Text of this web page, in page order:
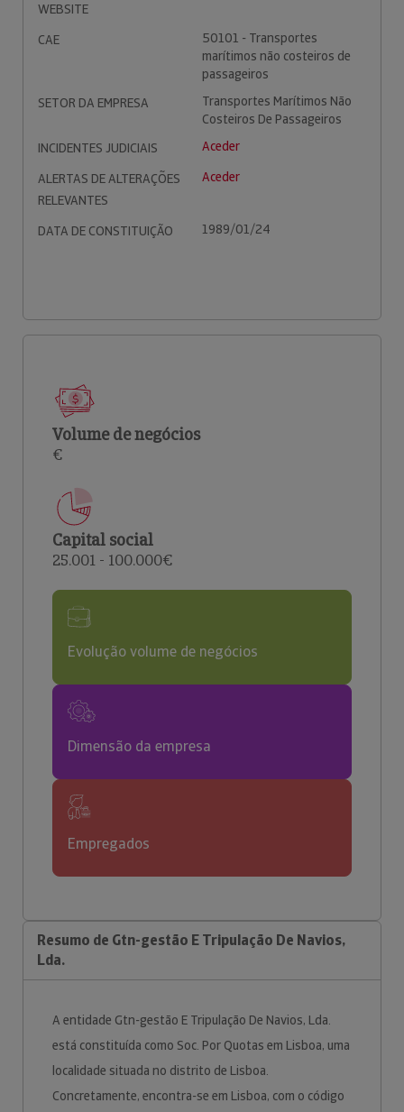
WEBSITE
CAE
50101 - Transportes
marítimos não costeiros de
passageiros
SETOR DA EMPRESA
Transportes Marítimos Não
Costeiros De Passageiros
INCIDENTES JUDICIAIS
Aceder
ALERTAS DE ALTERAÇÕES
RELEVANTES
Aceder
DATA DE CONSTITUIÇÃO 1989/01/24
Volume de negócios
€
Capital social
25.001 - 100.000€
Evolução volume de negócios
Dimensão da empresa
Empregados
Resumo de Gtn-gestão E Tripulação De Navios,
Lda.
A entidade Gtn-gestão E Tripulação De Navios, Lda.
está constituída como Soc. Por Quotas em Lisboa, uma
localidade situada no distrito de Lisboa.
Concretamente, encontra-se em Lisboa, com o código